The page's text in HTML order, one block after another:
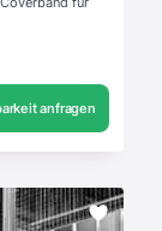
anfragen